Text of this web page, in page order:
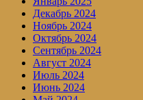
Декабрь 2024
Ноябрь 2024
Октябрь 2024
Сентябрь 2024
Август 2024
Июль 2024
Июнь 2024